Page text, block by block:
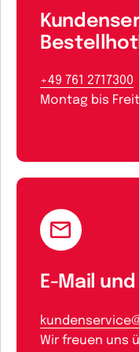
+49 761 2717300
Montag bis
E-Mail
Wir freuen uns